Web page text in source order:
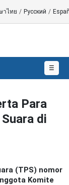
าไทย / Русский /
☰
Para
di
(TPS) nomor
Komite